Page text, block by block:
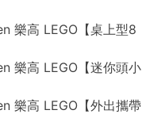
樂高 LEGO【桌上型8
樂高 LEGO【迷你頭小
樂高 LEGO【外出攜帶